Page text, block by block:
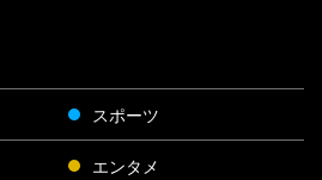
スポーツ
エンタメ